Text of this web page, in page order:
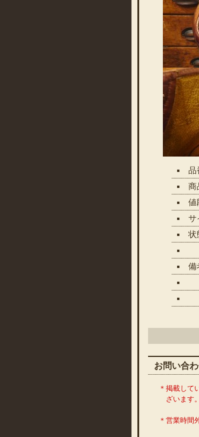
品
商
値
サ
状
(
備
お問い合
＊掲載して
ざいます
＊営業時間